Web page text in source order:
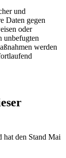
und
Daten gegen
oder
unbefugten
werden
hat den Stand Mai